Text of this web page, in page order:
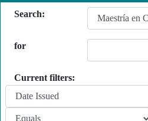
Search:
for
Current filters: